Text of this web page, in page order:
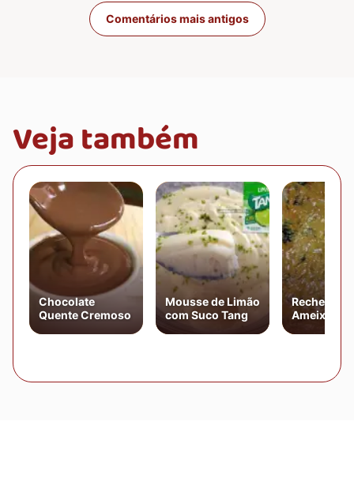
Navegação de
Comentários mais antigos
Veja também
Chocolate
Quente Cremoso
Mousse de Limão
com Suco Tang
Recheio de
Ameixa